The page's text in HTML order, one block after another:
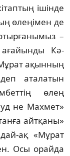
ішінде
өлеңімен де
–
Кә­
ақын­ның
ата­латын
өлең
не Махмет»
айтқаны»
ақ «Мұрат
Осы орайда